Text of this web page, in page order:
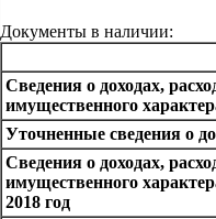
Документы в наличии:
Сведения о доходах,
имущественного
Уточненные сведения о
Сведения о доходах,
имущественного
2018 год